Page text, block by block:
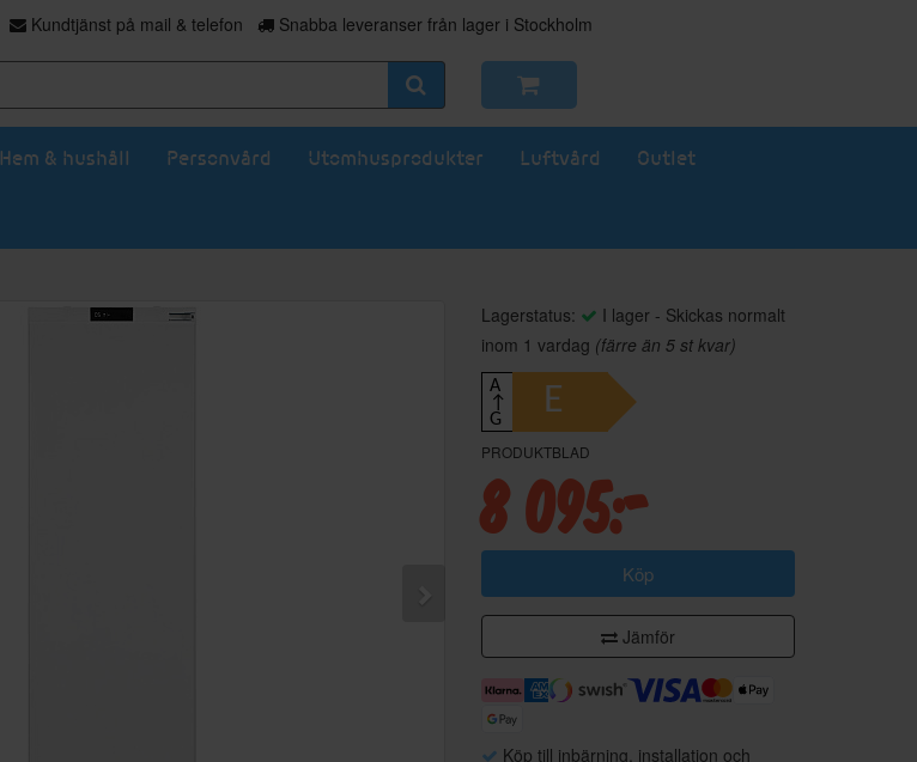
Kundtjänst på mail & telefon Snabba leveranser från lager i Stockholm
Hem & hushåll Personvård Utomhusprodukter Luftvård Outlet
Lagerstatus:
I lager - Skickas normalt
inom 1 vardag (färre än 5 st kvar)
A
↑
G
E
PRODUKTBLAD
8 095:-
Köp
Jämför
Köp till inbärning, installation och